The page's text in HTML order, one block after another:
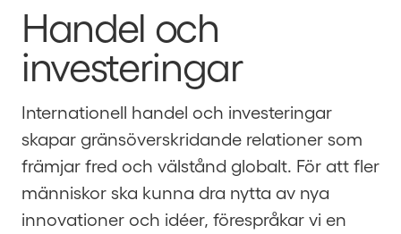
Handel och
investeringar
Internationell handel och investeringar
skapar gränsöverskridande relationer som
främjar fred och välstånd globalt. För att fler
människor ska kunna dra nytta av nya
innovationer och idéer, förespråkar vi en